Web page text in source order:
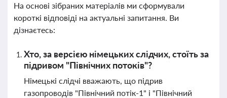
На основі зібраних матеріалів ми сформували
короткі відповіді на актуальні запитання. Ви
дізнаєтесь:
Хто, за версією німецьких слідчих, стоїть за
підривом "Північних потоків"?
Німецькі слідчі вважають, що підрив
газопроводів "Північний потік-1" і "Північний